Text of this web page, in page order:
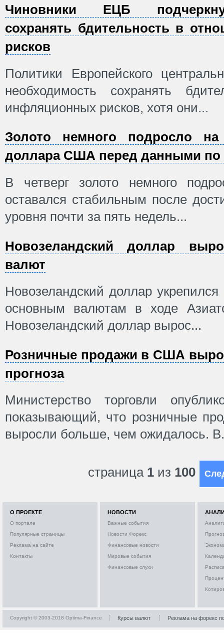
Чиновники ЕЦБ
сохранять бдительность в
рисков
Политики Европейского
необходимость сохранять
инфляционных рисков, хотя они...
Золото немного подросло
доллара США перед данными по
В четверг золото немного
оставался стабильным после
уровня почти за пять недель...
Новозеландский доллар
валют
Новозеландский доллар
основным валютам в ходе
Новозеландский доллар вырос...
Розничные продажи в США
прогноза
Министерство торговли
показывающий, что розничные
выросли больше, чем ожидалось.
страница 1 из 100
О ПРОЕКТЕ
О портале
Популярные страницы
Реклама на сайте
Контакты
НОВОСТИ
Важные события
Новости Форекс
Финансовые новости
Мировые события
Финансовые слухи
Copyright © 2003-2018 Optima-Finance Курсы валют Реклама на форекс